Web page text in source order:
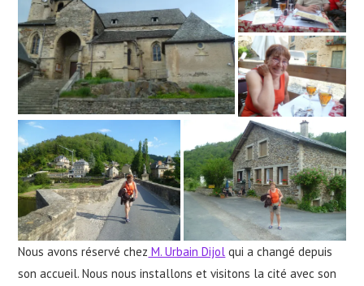
Nous avons réservé chez M. Urbain Dijol qui a changé depuis
son accueil. Nous nous installons et visitons la cité avec son